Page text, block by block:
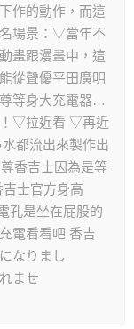
作的動作，而這
場景：▽當年不
畫跟漫畫中，這
從聲優平田廣明
等身大充電器…
！▽拉近看 ▽再近
都流出來製作出
香吉士因為是等
士官方身高
孔是坐在屁股的
電看看吧 香吉
なりまし
ませ